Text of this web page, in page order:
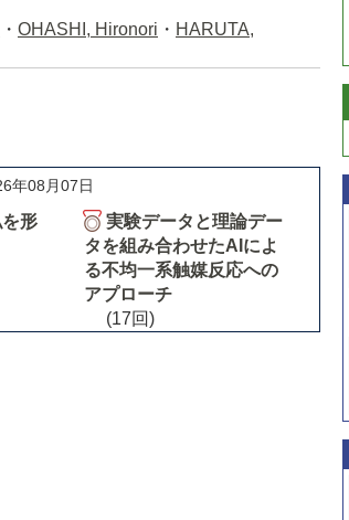
・ OHASHI, Hironori ・ HARUTA,
年08月07日
形
実験データと理論デー
タを組み合わせたAIによ
る不均一系触媒反応への
アプローチ
(17回)